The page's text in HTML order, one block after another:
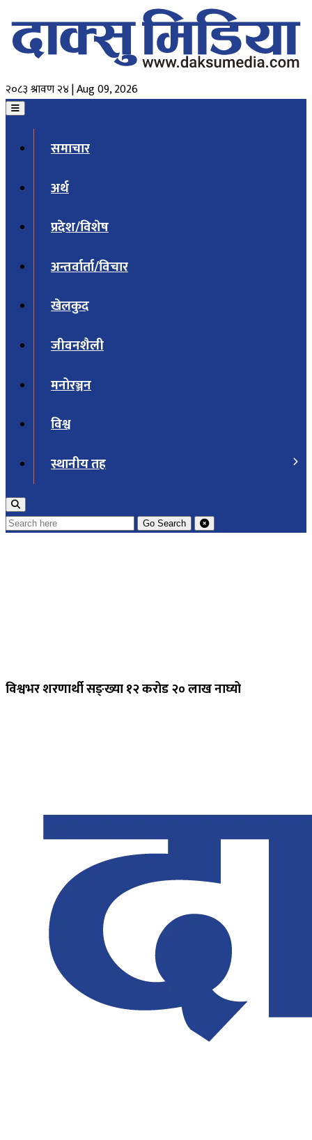
२०८३ श्रावण २४ | Aug 09, 2026
समाचार
अर्थ
प्रदेश/विशेष
अन्तर्वार्ता/विचार
खेलकुद
जीवनशैली
मनोरञ्जन
विश्व
स्थानीय तह
Go Search
विश्वभर शरणार्थी सङ्ख्या १२ करोड २० लाख नाघ्यो